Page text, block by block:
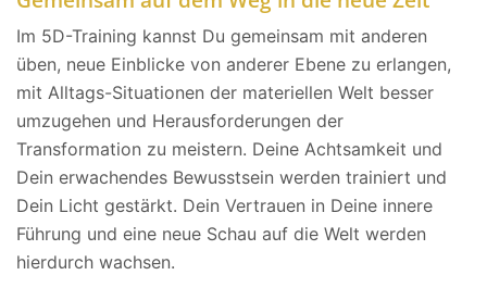
Im 5D-Training kannst Du gemeinsam mit anderen
üben, neue Einblicke von anderer Ebene zu erlangen,
mit Alltags-Situationen der materiellen Welt besser
umzugehen und Herausforderungen der
Transformation zu meistern. Deine Achtsamkeit und
Dein erwachendes Bewusstsein werden trainiert und
Dein Licht gestärkt. Dein Vertrauen in Deine innere
Führung und eine neue Schau auf die Welt werden
hierdurch wachsen.